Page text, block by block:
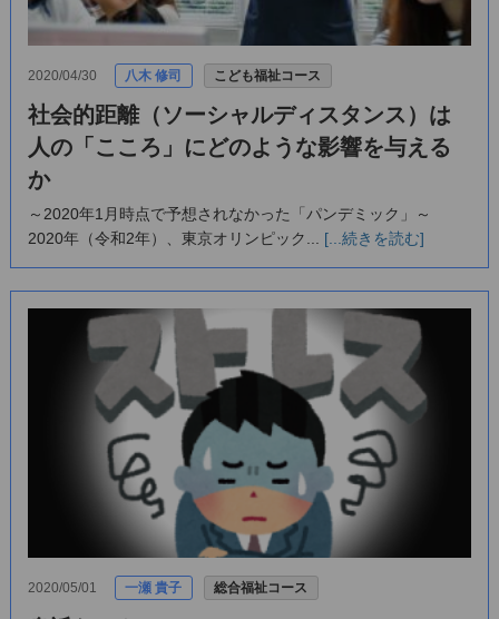
2020/04/30 八木 修司 こども福祉コース
社会的距離（ソーシャルディスタンス）は
人の「こころ」にどのような影響を与える
か
～2020年1月時点で予想されなかった「パンデミック」～
2020年（令和2年）、東京オリンピック... [...続きを読む]
2020/05/01 一瀬 貴子 総合福祉コース